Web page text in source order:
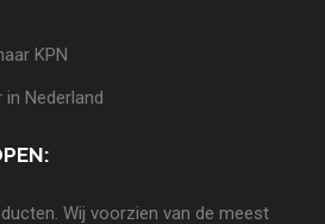
KPN
in Nederland
Wij voorzien van de meest